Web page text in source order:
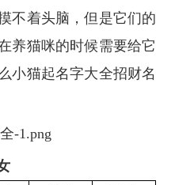
不着头脑，但是它们的
养猫咪的时候需要给它
小猫起名字大全招财名